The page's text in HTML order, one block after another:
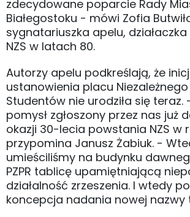
zdecydowane poparcie Rady
Białegostoku - mówi Zofia
sygnatariuszka apelu,
NZS w latach 80.
Autorzy apelu podkreślają, że
ustanowienia placu Niezależnego
Studentów nie urodziła się teraz.
pomysł zgłoszony przez nas już
okazji 30-lecia powstania NZS w
przypomina Janusz Żabiuk. -
umieściliśmy na budynku
PZPR tablicę upamiętniającą
działalność zrzeszenia. I wtedy
koncepcja nadania nowej nazwy